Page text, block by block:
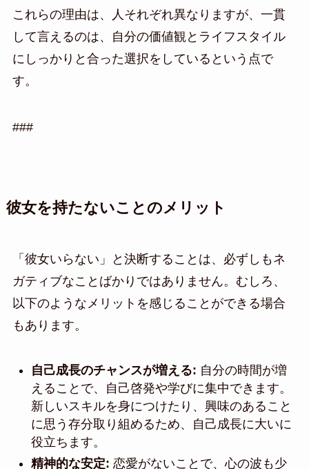
これらの理由は、人それぞれ異なりますが、一貫
して言えるのは、自分の価値観とライフスタイル
にしっかりと合った選択をしているという点で
す。
###
彼女を持たないことのメリット
「彼女いらない」と決断することは、必ずしもネ
ガティブなことばかりではありません。むしろ、
以下のようなメリットを感じることができる場合
もあります。
自己成長のチャンスが増える: 自分の時間が増
えることで、自己啓発や学びに集中できます。
新しいスキルを身につけたり、興味のあること
に思う存分取り組めるため、自己成長に大いに
役立ちます。
精神的な安定: 恋愛がないことで、心の波も少